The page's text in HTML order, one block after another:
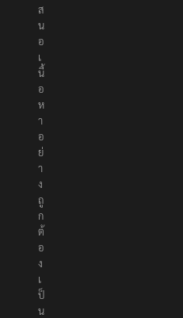
เ
ส
น
อ
เ
นื้
อ
ห
า
อ
ย่
า
ง
ถู
ก
ต้
อ
ง
เ
ป็